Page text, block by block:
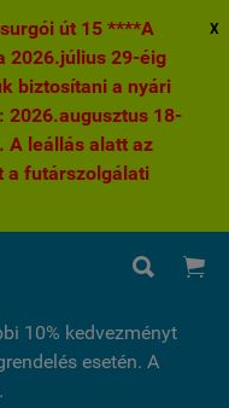
út 15 ****A
2026.július 29-éig
biztosítani a nyári
2026.augusztus 18-
A leállás alatt az
a futárszolgálati
X
 
10% kedvezményt
esetén. A